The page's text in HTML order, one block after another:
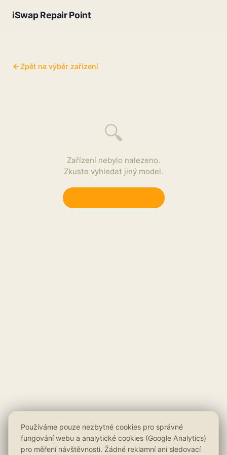
iSwap Repair Point
Zpět na výběr zařízení
🔍
Zařízení nebylo nalezeno.
Zkuste vyhledat jiný model.
Používáme pouze nezbytné cookies pro správné
fungování webu a analytické cookies (Google Analytics)
pro měření návštěvnosti. Žádné reklamní ani sledovací